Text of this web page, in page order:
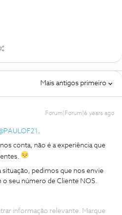
Mais antigos primeiro
Forum|Forum|6 years ago
.
conta, não é a experiência que
situação, pedimos que nos envie
seu número de Cliente NOS.
informação relevante. Marque